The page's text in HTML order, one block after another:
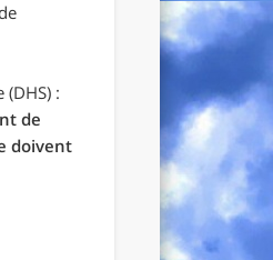
:
de
doivent